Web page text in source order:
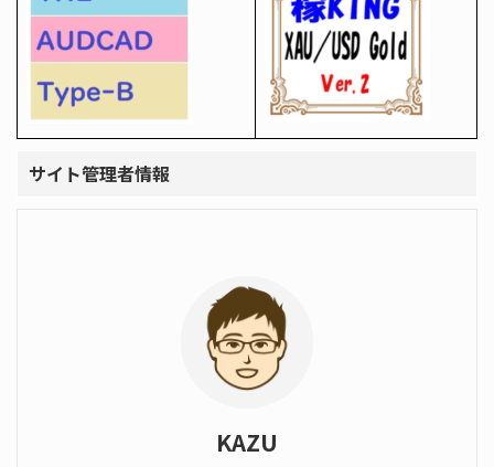
サイト管理者情報
KAZU